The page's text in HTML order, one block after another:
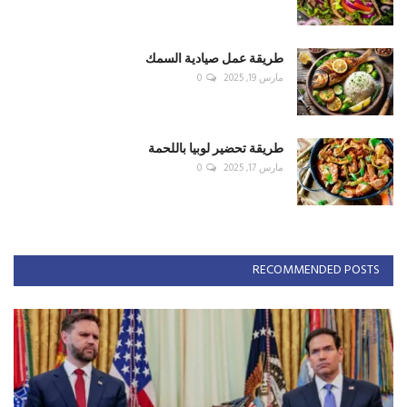
طريقة عمل صيادية السمك
مارس 19, 2025 0
طريقة تحضير لوبيا باللحمة
مارس 17, 2025 0
RECOMMENDED POSTS